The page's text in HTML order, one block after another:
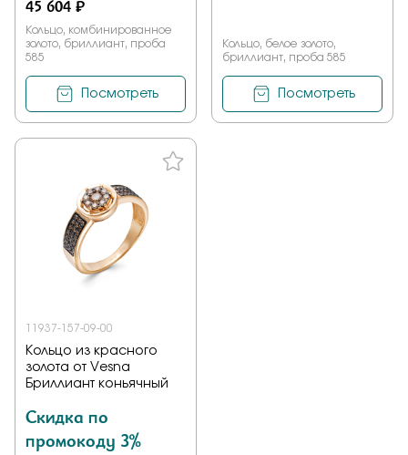
45 604 ₽
Кольцо, комбинированное
золото, бриллиант, проба
585
Посмотреть
Кольцо, белое золото,
бриллиант, проба 585
Посмотреть
11937-157-09-00
Кольцо из красного
золота от Vesna
Бриллиант коньячный
Скидка по
промокоду 3%